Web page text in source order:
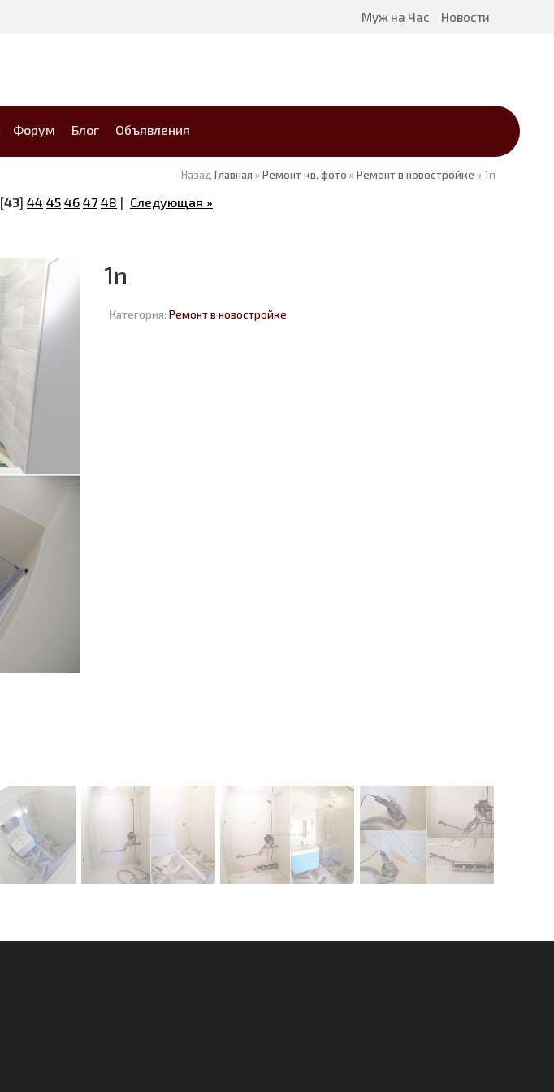
Муж на Час Новости
Форум Блог Объявления
Назад Главная »Ремонт кв. фото »Ремонт в новостройке » 1n
[43] 44 45 46 47 48 | Следующая »
1n
Категория: Ремонт в новостройке